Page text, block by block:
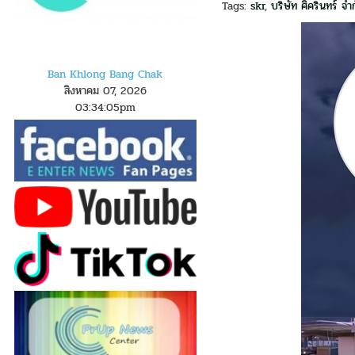
Ban Khlong Bang Chak
สิงหาคม 07, 2026
03:34:06pm
Tags:skr,บริษัท ศิครินทร์ จำ